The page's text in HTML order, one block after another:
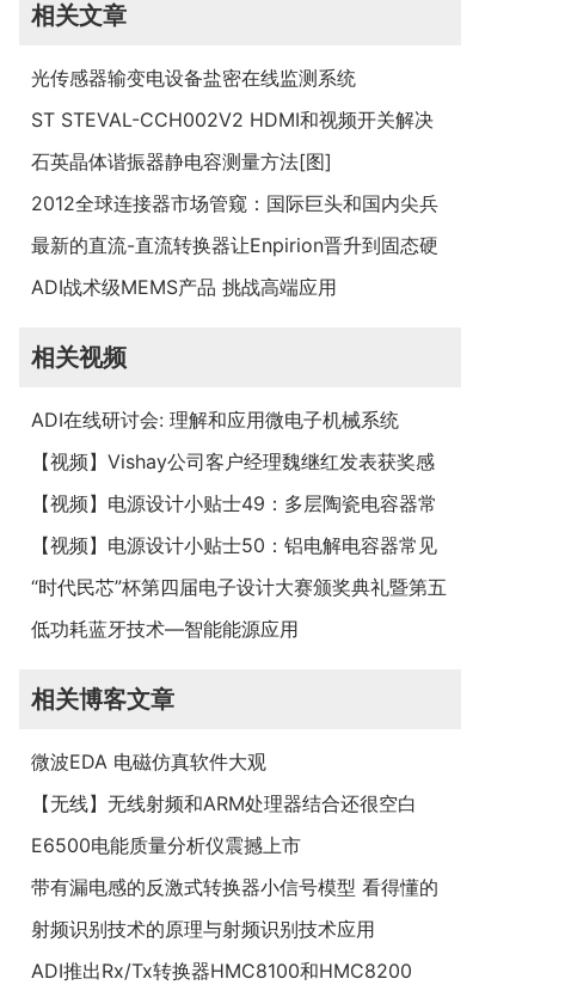
相关文章
光传感器输变电设备盐密在线监测系统
ST STEVAL-CCH002V2 HDMI和视频开关解决
方案
石英晶体谐振器静电容测量方法[图]
2012全球连接器市场管窥：国际巨头和国内尖兵
共舞
最新的直流-直流转换器让Enpirion晋升到固态硬
盘电源管理的领导地位
ADI战术级MEMS产品 挑战高端应用
相关视频
ADI在线研讨会: 理解和应用微电子机械系统
（MEMS）
【视频】Vishay公司客户经理魏继红发表获奖感
言【视频】电源设计小贴士49：多层陶瓷电容器常
见小缺陷的规避方法
【视频】电源设计小贴士50：铝电解电容器常见
缺陷的规避方法
“时代民芯”杯第四届电子设计大赛颁奖典礼暨第五
届大赛新闻发布会郑中行致辞
低功耗蓝牙技术—智能能源应用
相关博客文章
微波EDA 电磁仿真软件大观
【无线】无线射频和ARM处理器结合还很空白
E6500电能质量分析仪震撼上市
带有漏电感的反激式转换器小信号模型 看得懂的
是大神！！
射频识别技术的原理与射频识别技术应用
ADI推出Rx/Tx转换器HMC8100和HMC8200